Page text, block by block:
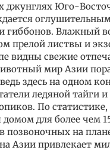
джунглях Юго-
гиббонов. Влажный
прелой листвы и
видны свежие
мир Азии
здесь на одном
ледяной тайги и
По статистике,
домом для более чем
позвоночных на
Азии привлекает